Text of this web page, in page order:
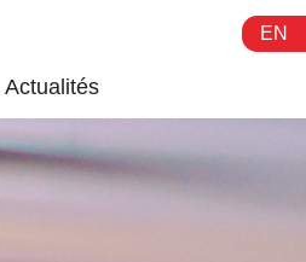
EN
Actualités